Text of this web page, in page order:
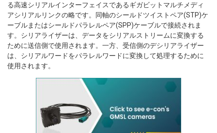
る高速シリアルインターフェイスであるギガビットマルチメディ
アシリアルリンクの略です。同軸のシールドツイストペア(STP)ケ
ーブルまたはシールドパラレルペア(SPP)ケーブルで接続されま
す。シリアライザーは、データをシリアルストリームに変換する
ために送信側で使用されます。一方、受信側のデシリアライザー
は、シリアルワードをパラレルワードに変換して処理するために
使用されます。